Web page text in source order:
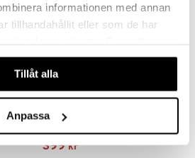
informationen med annan
tillhandahållit eller som de har
användande av vår webbplats.
Tillåt alla
AnpassaRASTAR
399 kr